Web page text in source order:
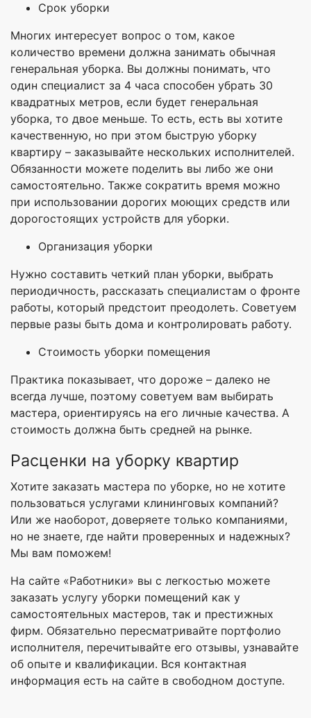
Срок уборки
Многих интересует вопрос о том, какое
количество времени должна занимать обычная
генеральная уборка. Вы должны понимать, что
один специалист за 4 часа способен убрать 30
квадратных метров, если будет генеральная
уборка, то двое меньше. То есть, есть вы хотите
качественную, но при этом быструю уборку
квартиру – заказывайте нескольких исполнителей.
Обязанности можете поделить вы либо же они
самостоятельно. Также сократить время можно
при использовании дорогих моющих средств или
дорогостоящих устройств для уборки.
Организация уборки
Нужно составить четкий план уборки, выбрать
периодичность, рассказать специалистам о фронте
работы, который предстоит преодолеть. Советуем
первые разы быть дома и контролировать работу.
Стоимость уборки помещения
Практика показывает, что дороже – далеко не
всегда лучше, поэтому советуем вам выбирать
мастера, ориентируясь на его личные качества. А
стоимость должна быть средней на рынке.
Расценки на уборку квартир
Хотите заказать мастера по уборке, но не хотите
пользоваться услугами клининговых компаний?
Или же наоборот, доверяете только компаниями,
но не знаете, где найти проверенных и надежных?
Мы вам поможем!
На сайте «Работники» вы с легкостью можете
заказать услугу уборки помещений как у
самостоятельных мастеров, так и престижных
фирм. Обязательно пересматривайте портфолио
исполнителя, перечитывайте его отзывы, узнавайте
об опыте и квалификации. Вся контактная
информация есть на сайте в свободном доступе.